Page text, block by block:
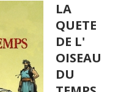
LA
QUETE
DE L'
OISEAU
DU